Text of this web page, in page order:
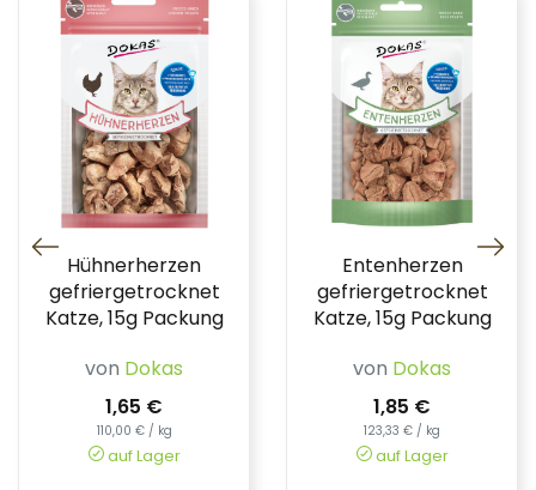
Hühnerherzen
gefriergetrocknet
Katze, 15g Packung
von Dokas
1,65 €
110,00 € / kg
auf Lager
Entenherzen
gefriergetrocknet
Katze, 15g Packung
von Dokas
1,85 €
123,33 € / kg
auf Lager